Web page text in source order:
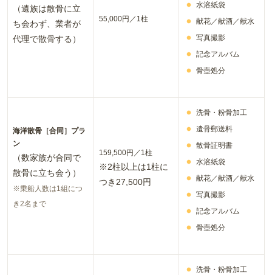
（遺族は散骨に立
ち会わず、業者が
代理で散骨する）
55,000円／ 1柱
水溶紙袋
献花／献酒／献水
写真撮影
記念アルバム
骨壺処分
海洋散骨［合同］プラ
ン
（数家族が合同で
散骨に立ち会う）
※乗船人数は1組につ
き2名まで
159,500円／ 1柱
※2柱以上は1柱に
つき 27,500円
洗骨・粉骨加工
遺骨郵送料
散骨証明書
水溶紙袋
献花／献酒／献水
写真撮影
記念アルバム
骨壺処分
洗骨・粉骨加工